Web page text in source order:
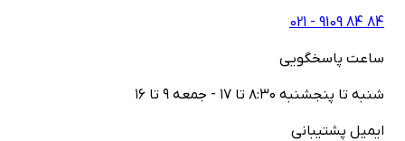
021 - ‎9109‎
پاسخگویی
۸:۳۰ تا ۱۷ - جمعه ۹ تا ۱۶
پشتیبانی